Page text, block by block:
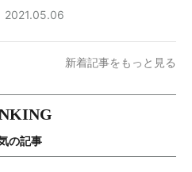
2021.05.06
新着記事をもっと見る
の記事